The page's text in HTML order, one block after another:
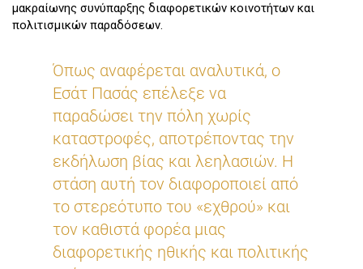
μακραίωνης συνύπαρξης διαφορετικών κοινοτήτων και
πολιτισμικών παραδόσεων.
Όπως αναφέρεται αναλυτικά, ο
Εσάτ Πασάς επέλεξε να
παραδώσει την πόλη χωρίς
καταστροφές, αποτρέποντας την
εκδήλωση βίας και λεηλασιών. Η
στάση αυτή τον διαφοροποιεί από
το στερεότυπο του «εχθρού» και
τον καθιστά φορέα μιας
διαφορετικής ηθικής και πολιτικής